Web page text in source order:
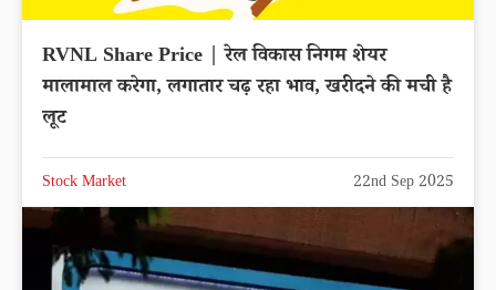
RVNL Share Price | रेल विकास निगम शेयर
मालामाल करेगा, लगातार चढ़ रहा भाव, खरीदने की मची है
लूट
Stock Market 22nd Sep 2025